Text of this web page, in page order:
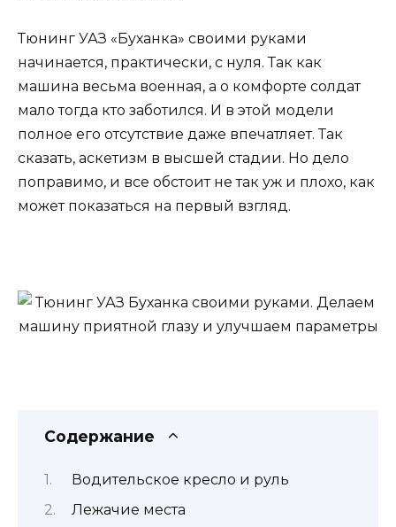
Тюнинг УАЗ «Буханка» своими руками
начинается, практически, с нуля. Так как
машина весьма военная, а о комфорте солдат
мало тогда кто заботился. И в этой модели
полное его отсутствие даже впечатляет. Так
сказать, аскетизм в высшей стадии. Но дело
поправимо, и все обстоит не так уж и плохо, как
может показаться на первый взгляд.
Содержание
Водительское кресло и руль
Лежачие места